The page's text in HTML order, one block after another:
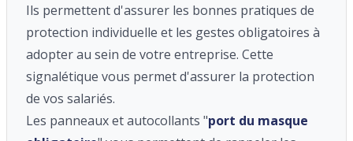
Ils permettent d'assurer les bonnes pratiques de
protection individuelle et les gestes obligatoires à
adopter au sein de votre entreprise. Cette
signalétique vous permet d'assurer la protection
de vos salariés.
Les panneaux et autocollants "port du masque